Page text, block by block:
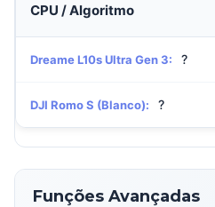
CPU / Algoritmo
Dreame L10s Ultra Gen 3: ?
DJI Romo S (Blanco): ?
Funções Avançadas